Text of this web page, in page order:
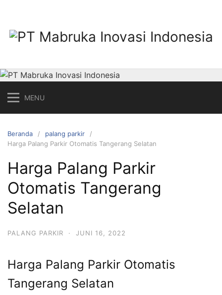
konten
MENU
Beranda
palang parkir
Harga Palang Parkir Otomatis Tangerang Selatan
Harga Palang Parkir
Otomatis Tangerang
Selatan
PALANG PARKIR · JUNI 16, 2022
Harga Palang Parkir Otomatis
Tangerang Selatan